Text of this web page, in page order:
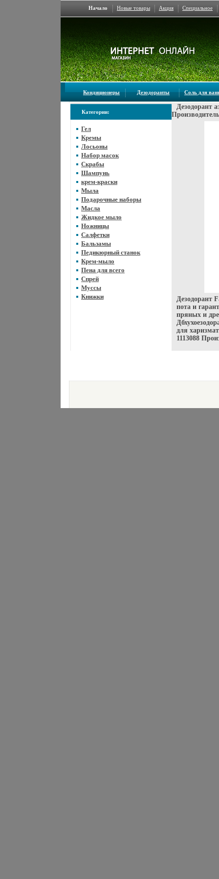
Начало Новые товары Акция Специальное
Кондиционеры Дезодоранты Соль для
Категории:
Гел
Кремы
Лосьоны
Набор масок
Скрабы
Шампунь
крем-краски
Мыла
Подарочные наборы
Масла
Жидкое мыло
Ножницы
Салфетки
Бальзамы
Педикюрный станок
Крем-мыло
Пена для всего
Спрей
Муссы
Книжки
Дезодорант
Дезодорант
пота и
пряных и
для
1113088